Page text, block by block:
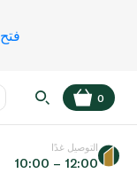
فتح
عر
0
التوصيل غدًا
10:00 – 12:00